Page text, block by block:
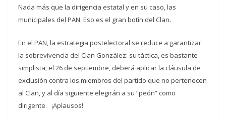
Nada más que la dirigencia estatal y en su caso, las
municipales del PAN. Eso es el gran botín del Clan.
En el PAN, la estrategia postelectoral se reduce a garantizar
la sobrevivencia del Clan González: su táctica, es bastante
simplista; el 26 de septiembre, deberá aplicar la cláusula de
exclusión contra los miembros del partido que no pertenecen
al Clan, y al día siguiente elegirán a su “peón” como
dirigente. ¡Aplausos!